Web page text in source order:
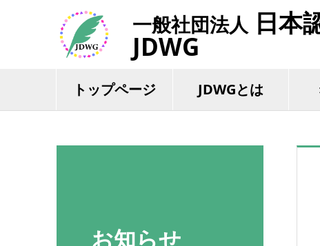
一般社団法人 日本
JDWG
トップページ JDWGとは
お知らせ